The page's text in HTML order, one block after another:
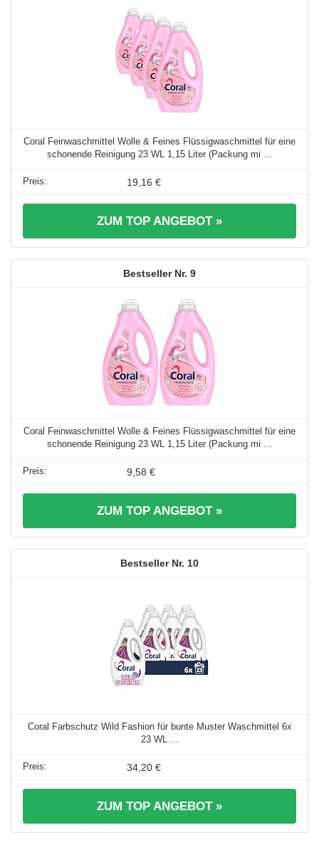
Coral Feinwaschmittel Wolle & Feines Flüssigwaschmittel für eine
schonende Reinigung 23 WL 1,15 Liter (Packung mi ...
19,16 €
ZUM TOP ANGEBOT »
9
Coral Feinwaschmittel Wolle & Feines Flüssigwaschmittel für eine
schonende Reinigung 23 WL 1,15 Liter (Packung mi ...
9,58 €
ZUM TOP ANGEBOT »
10
Coral Farbschutz Wild Fashion für bunte Muster Waschmittel 6x
23 WL ...
34,20 €
ZUM TOP ANGEBOT »